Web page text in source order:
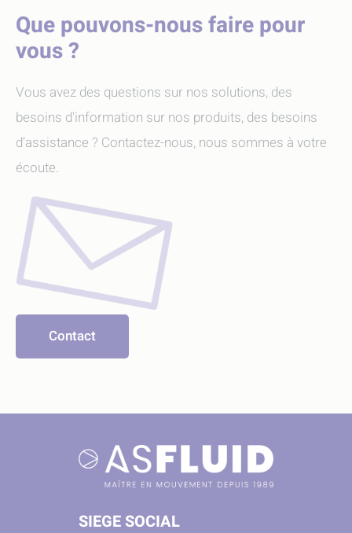
Que pouvons-nous faire pour
vous ?
Vous avez des questions sur nos solutions, des
besoins d'information sur nos produits, des besoins
d’assistance ? Contactez-nous, nous sommes à votre
écoute.
Contact
SIEGE SOCIAL